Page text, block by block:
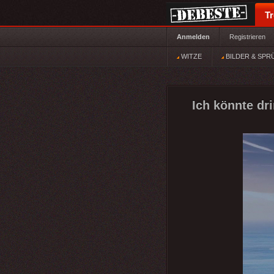
Anmelden Registrieren
WITZE BILDER &
Ich könnte